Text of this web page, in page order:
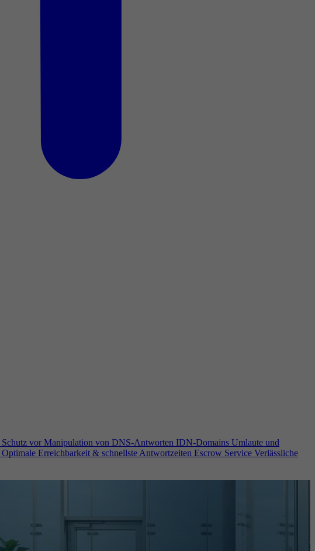
Schutz vor Manipulation von DNS-Antworten IDN-Domains Umlaute und
Optimale Erreichbarkeit & schnellste Antwortzeiten Escrow Service Verlässliche